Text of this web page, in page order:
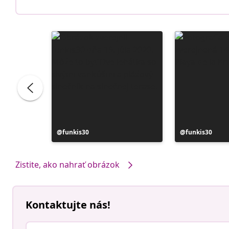
Príspevok
zverejnil
funkis30
Príspevok
zverejnil
funkis30
Zistite, ako nahrať obrázok
Kontaktujte nás!